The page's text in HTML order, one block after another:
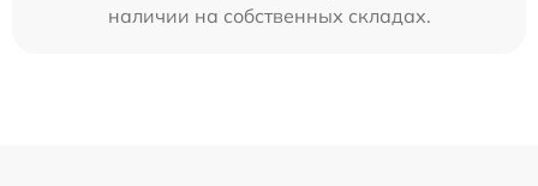
наличии на собственных складах.